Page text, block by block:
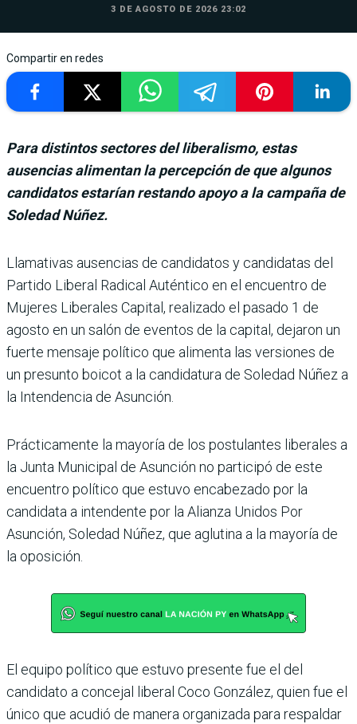
3 DE AGOSTO DE 2026 23:02
Compartir en redes
Para distintos sectores del liberalismo, estas
ausencias alimentan la percepción de que algunos
candidatos estarían restando apoyo a la campaña de
Soledad Núñez.
Llamativas ausencias de can­didatos y candidatas del
Par­tido Liberal Radical Autén­tico en el encuentro de
Mujeres Liberales Capital, realizado el pasado 1 de
agosto en un salón de eventos de la capital, deja­ron un
fuerte mensaje político que alimenta las versiones de
un presunto boicot a la can­didatura de Soledad Núñez a
la Intendencia de Asunción.
Prácticamente la mayoría de los postulantes liberales a
la Junta Municipal de Asunción no participó de este
encuen­tro político que estuvo encabe­zado por la
candidata a inten­dente por la Alianza Unidos Por
Asunción, Soledad Núñez, que aglutina a la mayoría de
la oposición.
El equipo político que estuvo presente fue el del
candidato a concejal liberal Coco González, quien fue el
único que acudió de manera organizada para respaldar